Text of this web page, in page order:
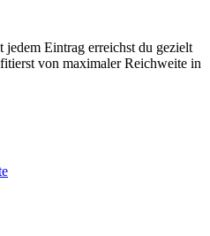
Eintrag erreichst du gezielt
von maximaler Reichweite in